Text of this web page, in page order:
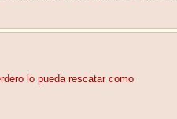
lo pueda rescatar como